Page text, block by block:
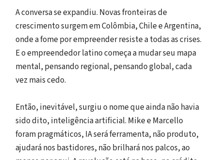
A conversa se expandiu. Novas fronteiras de
crescimento surgem em Colômbia, Chile e Argentina,
onde a fome por empreender resiste a todas as crises.
E o empreendedor latino começa a mudar seu mapa
mental, pensando regional, pensando global, cada
vez mais cedo.
Então, inevitável, surgiu o nome que ainda não havia
sido dito, inteligência artificial. Mike e Marcello
foram pragmáticos, IA será ferramenta, não produto,
ajudará nos bastidores, não brilhará nos palcos, ao